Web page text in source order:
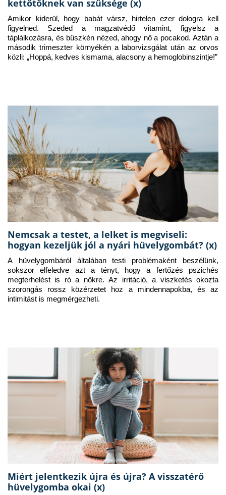
kettőtöknek van szüksége (x)
Amikor kiderül, hogy babát vársz, hirtelen ezer dologra kell
figyelned. Szeded a magzatvédő vitamint, figyelsz a
táplálkozásra, és büszkén nézed, ahogy nő a pocakod. Aztán a
második trimeszter környékén a laborvizsgálat után az orvos
közli: „Hoppá, kedves kismama, alacsony a hemoglobinszintje!”
Nemcsak a testet, a lelket is megviseli:
hogyan kezeljük jól a nyári hüvelygombát? (x)
A hüvelygombáról általában testi problémaként beszélünk,
sokszor elfeledve azt a tényt, hogy a fertőzés pszichés
megterhelést is ró a nőkre. Az irritáció, a viszketés okozta
szorongás rossz közérzetet hoz a mindennapokba, és az
intimitást is megmérgezheti.
Miért jelentkezik újra és újra? A visszatérő
hüvelygomba okai (x)